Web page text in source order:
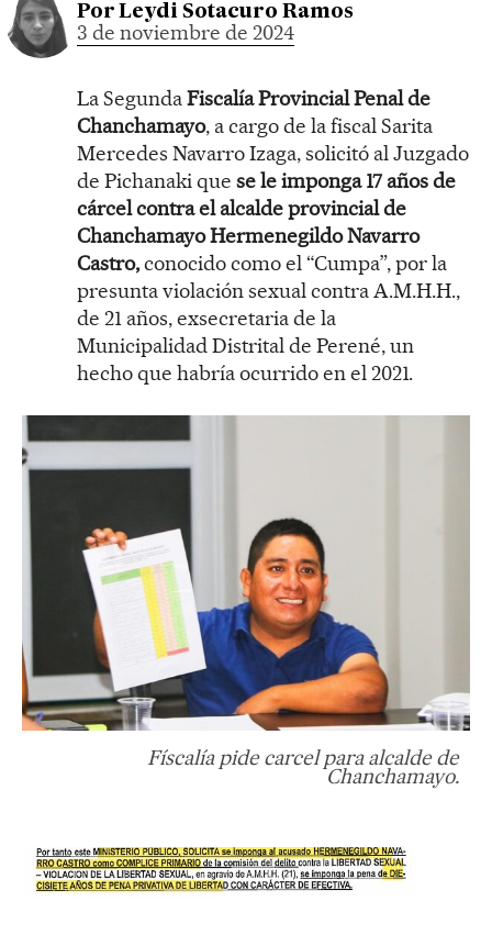
Por Leydi Sotacuro Ramos
3 de noviembre de 2024
La SegundaFiscalía Provincial Penal de
Chanchamayo, a cargo de la fiscal Sarita
Mercedes Navarro Izaga, solicitó al Juzgado
de Pichanaki que se le imponga 17 años de
cárcel contra el alcalde provincial de
ChanchamayoHermenegildo Navarro
Castro,conocido como el “Cumpa”, por la
presunta violación sexual contra A.M.H.H.,
de 21 años, exsecretaria de la
Municipalidad Distrital de Perené, un
hecho que habría ocurrido en el 2021.
Físcalía pide carcel para alcalde de
Chanchamayo.